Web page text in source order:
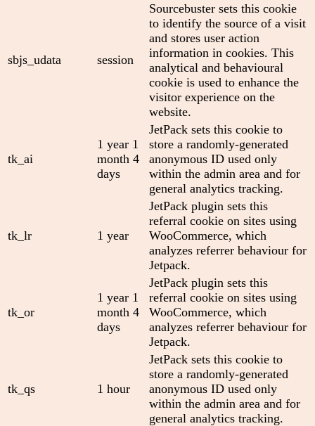
sbjs_udata session
Sourcebuster sets this cookie
to identify the source of a visit
and stores user action
information in cookies. This
analytical and behavioural
cookie is used to enhance the
visitor experience on the
website.
tk_ai
1 year 1
month 4
days
JetPack sets this cookie to
store a randomly-generated
anonymous ID used only
within the admin area and for
general analytics tracking.
tk_lr 1 year
JetPack plugin sets this
referral cookie on sites using
WooCommerce, which
analyzes referrer behaviour for
Jetpack.
tk_or
1 year 1
month 4
days
JetPack plugin sets this
referral cookie on sites using
WooCommerce, which
analyzes referrer behaviour for
Jetpack.
tk_qs 1 hour
JetPack sets this cookie to
store a randomly-generated
anonymous ID used only
within the admin area and for
general analytics tracking.